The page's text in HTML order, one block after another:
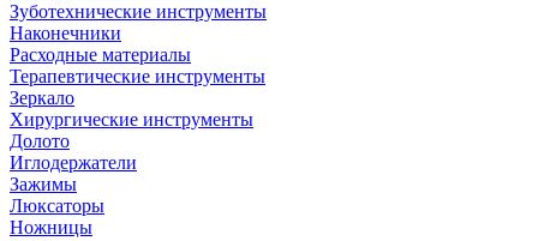
Зуботехнические инструменты
Наконечники
Расходные материалы
Терапевтические инструменты
Зеркало
Хирургические инструменты
Долото
Иглодержатели
Зажимы
Люксаторы
Ножницы